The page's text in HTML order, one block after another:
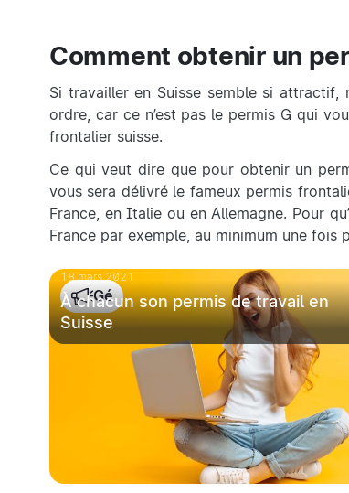
Comment obtenir un
Si travailler en Suisse semble si
ordre, car ce n’est pas le permis G qui
frontalier suisse.
Ce qui veut dire que pour obtenir un
vous sera délivré le fameux permis
France, en Italie ou en Allemagne. Pour
France par exemple, au minimum une fois
Gé
18 mars 2021
À chacun son permis de travail en
Suisse